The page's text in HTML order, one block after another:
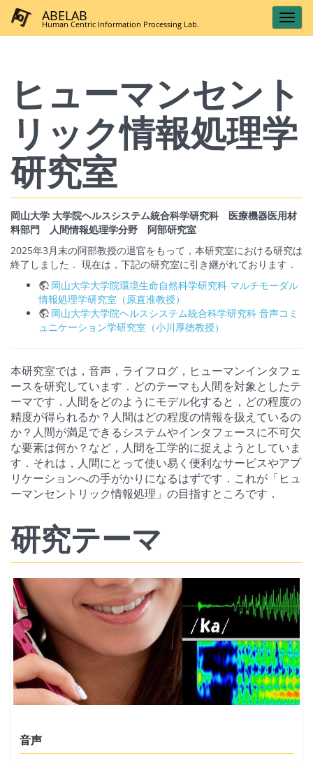
ABELAB
Human Centric Information Processing Lab.
ヒューマンセント
リック情報処理学
研究室
岡山大学 大学院ヘルスシステム統合科学研究科 医療機器医用材
料部門 人間情報処理学分野 阿部研究室
2025年3月末の阿部教授の退官をもって，本研究室における研究は
終了しました． 現在は，下記の研究室に引き継がれております．
岡山大学大学院環境生命自然科学研究科 マルチモーダル
情報処理学研究室（原直准教授）
岡山大学大学院ヘルスシステム統合科学研究科 音声コミ
ュニケーション学研究室（小川厚徳教授）
本研究室では，音声，ライフログ，ヒューマンインタフェ
ースを研究しています．どのテーマも人間を対象としたテ
ーマです．人間をどのようにモデル化すると，どの程度の
精度が得られるか？人間はどの程度の情報を扱えているの
か？人間が満足できるシステムやインタフェースに不可欠
な要素は何か？など，人間を工学的に捉えようとしていま
す．それは，人間にとって使い易く便利なサービスやアプ
リケーションへの手がかりになるはずです．これが「ヒュ
ーマンセントリック情報処理」の目指すところです．
研究テーマ
音声